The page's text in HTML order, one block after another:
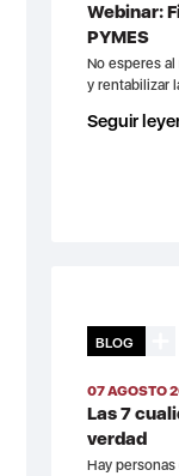
Webinar:
PYMES
No esperes
y rentabilizar
Seguir
BLOG
07 AGOSTO
Las 7
verdad
Hay